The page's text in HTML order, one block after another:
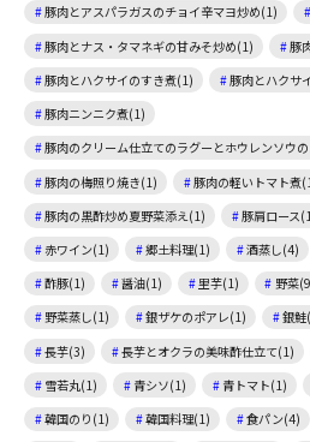
豚肉とアスパラガスのチョイ辛マヨ炒め(1)
豚肉とナス・タマネギの甘みそ炒め(1)
豚
豚肉とハクサイのすき煮(1)
豚肉とハクサ
豚肉ニンニク煮(1)
豚肉のクリーム仕立てのラグーとホウレンソウ
豚肉の梅照り焼き(1)
豚肉の軽いトマト煮
豚肉の黒酢炒め夏野菜添え(1)
豚肩ロース
赤ワイン(1)
郷土料理(1) 酒蒸し(4)
酢豚(1)
醤油(1) 里芋(1) 野菜
野菜蒸し(1)
銀ザケのポアレ(1) 銀鮭
長芋(3)
長芋とオクラの美味酢仕立て(1)
雪若丸(1)
青シソ(1) 青トマト(1)
韓国のり(1)
韓国料理(1) 食パン(4)